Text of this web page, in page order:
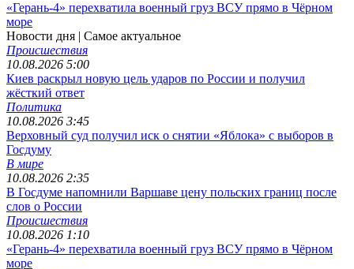
«Герань-4» перехватила военный груз ВСУ прямо в Чёрном
море
Новости дня | Самое актуальное
Происшествия
10.08.2026 5:00
Киев раскрыл новую цель ударов по России и получил
жёсткий ответ
Политика
10.08.2026 3:45
Верховный суд получил иск о снятии «Яблока» с выборов в
Госдуму
В мире
10.08.2026 2:35
В Госдуме напомнили Варшаве цену польских границ после
слов о России
Происшествия
10.08.2026 1:10
«Герань-4» перехватила военный груз ВСУ прямо в Чёрном
море